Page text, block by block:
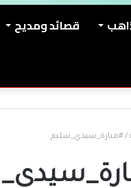
قصائد ومديح
/ #منارة_سيدي_سليم